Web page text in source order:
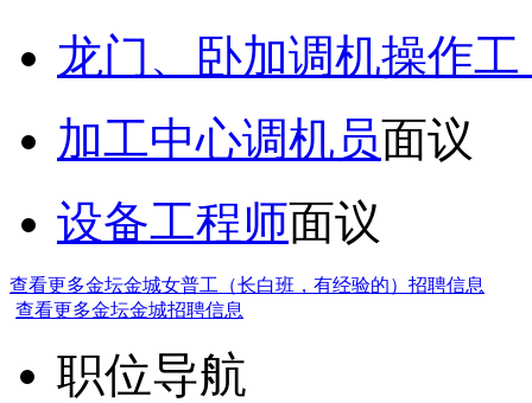
龙门、卧加调机操作
加工中心调机员面议
设备工程师面议
查看更多金坛金城女普工（长白班，有经验的）招聘信息
查看更多金坛金城招聘信息
职位导航